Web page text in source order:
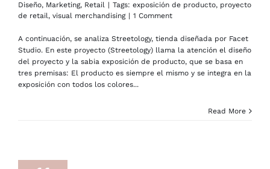
Diseño, Marketing, Retail | Tags: exposición de producto, proyecto
de retail, visual merchandising | 1 Comment
A continuación, se analiza Streetology, tienda diseñada por Facet
Studio. En este proyecto (Streetology) llama la atención el diseño
del proyecto y la sabia exposición de producto, que se basa en
tres premisas: El producto es siempre el mismo y se integra en la
exposición con todos los colores...
Read More